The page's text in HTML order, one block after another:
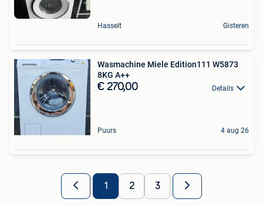
Hasselt Gisteren
Wasmachine Miele Edition111 W5873
8KG A++
€ 270,00 Details
Puurs 4 aug 26
1 2 3